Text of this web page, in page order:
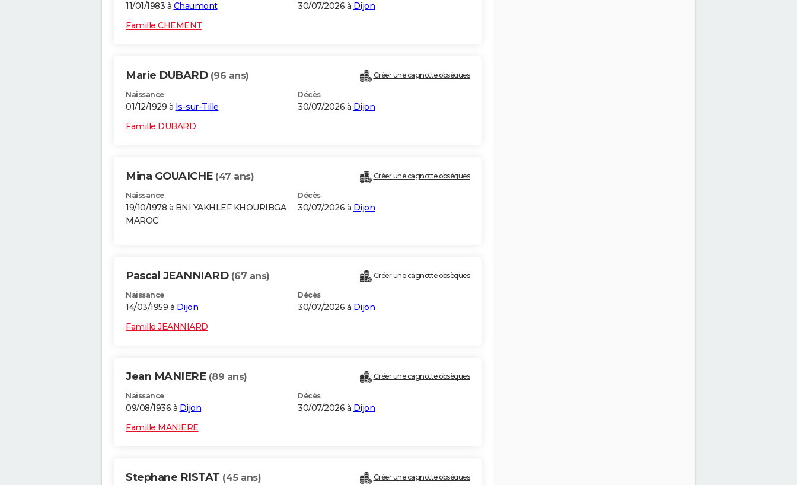
11/01/1983 à Chaumont 30/07/2026 à Dijon
Famille CHEMENT
Marie DUBARD (96 ans) Créer une cagnotte obsèques
Naissance
01/12/1929 à Is-sur-Tille
Décès
30/07/2026 à Dijon
Famille DUBARD
Mina GOUAICHE (47 ans) Créer une cagnotte obsèques
Naissance
19/10/1978 à BNI YAKHLEF KHOURIBGA
MAROC
Décès
30/07/2026 à Dijon
Pascal JEANNIARD (67 ans) Créer une cagnotte obsèques
Naissance
14/03/1959 à Dijon
Décès
30/07/2026 à Dijon
Famille JEANNIARD
Jean MANIERE (89 ans) Créer une cagnotte obsèques
Naissance
09/08/1936 à Dijon
Décès
30/07/2026 à Dijon
Famille MANIERE
Stephane RISTAT (45 ans) Créer une cagnotte obsèques